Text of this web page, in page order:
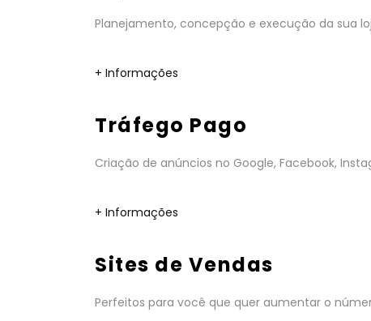
Planejamento, concepção e execução da sua
+ Informações
Tráfego Pago
Criação de anúncios no Google, Facebook,
+ Informações
Sites de Vendas
Perfeitos para você que quer aumentar o